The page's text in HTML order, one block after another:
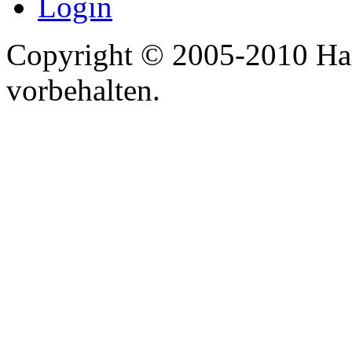
Login
Copyright © 2005-2010
vorbehalten.